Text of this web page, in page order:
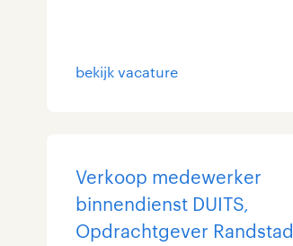
bekijk vacature
Verkoop medewerker
binnendienst DUITS,
Opdrachtgever Randstad